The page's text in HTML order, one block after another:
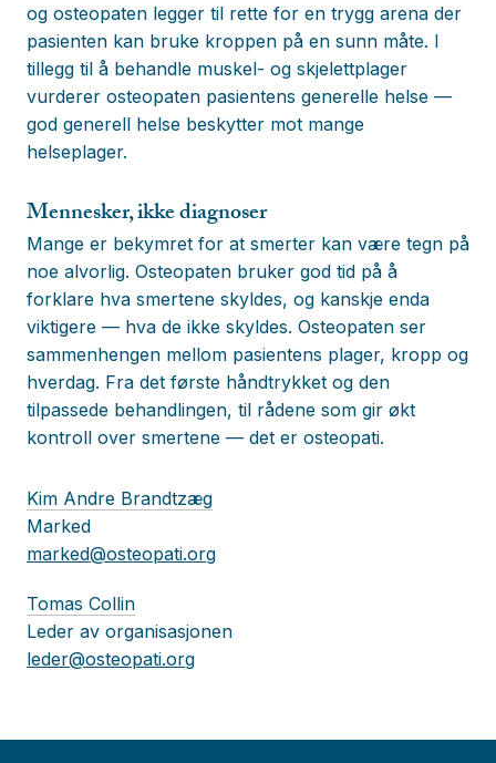
og osteopaten legger til rette for en trygg arena der
pasienten kan bruke kroppen på en sunn måte. I
tillegg til å behandle muskel- og skjelettplager
vurderer osteopaten pasientens generelle helse —
god generell helse beskytter mot mange
helseplager.
Mennesker, ikke diagnoser
Mange er bekymret for at smerter kan være tegn på
noe alvorlig. Osteopaten bruker god tid på å
forklare hva smertene skyldes, og kanskje enda
viktigere — hva de ikke skyldes. Osteopaten ser
sammenhengen mellom pasientens plager, kropp og
hverdag. Fra det første håndtrykket og den
tilpassede behandlingen, til rådene som gir økt
kontroll over smertene — det er osteopati.
Kim Andre Brandtzæg
Marked
marked@osteopati.org
Tomas Collin
Leder av organisasjonen
leder@osteopati.org